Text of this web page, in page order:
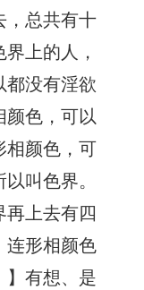
，总共有十
上的人，
都没有淫欲
颜色，可以
相颜色，可
叫色界。
上去有四
连形相颜色
有想、是